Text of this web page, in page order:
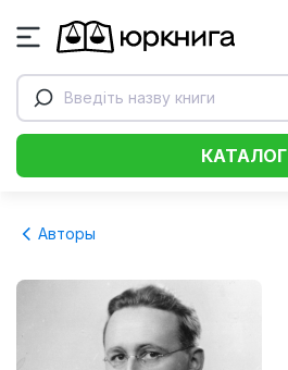
Введіть назву книги
КАТАЛОГ
Авторы